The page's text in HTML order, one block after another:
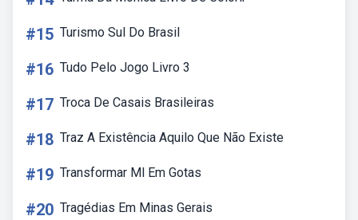
#15 Turismo Sul Do Brasil
#16 Tudo Pelo Jogo Livro 3
#17 Troca De Casais Brasileiras
#18 Traz A Existência Aquilo Que Não Existe
#19 Transformar Ml Em Gotas
#20 Tragédias Em Minas Gerais